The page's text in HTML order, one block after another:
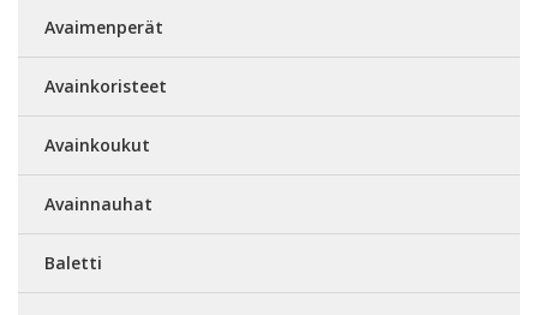
Avaimenperät
Avainkoristeet
Avainkoukut
Avainnauhat
Baletti